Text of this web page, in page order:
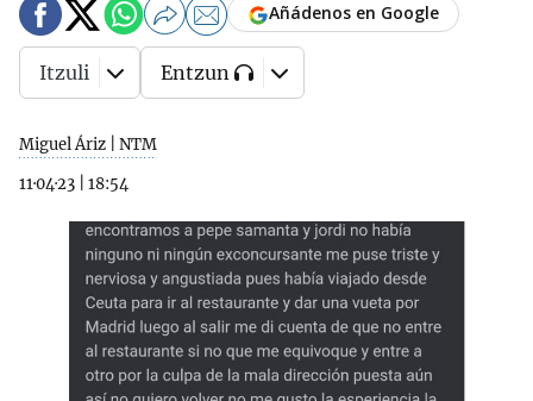
Miguel Áriz | NTM
11·04·23
18:54
Añádenos en Google
Itzuli Entzun